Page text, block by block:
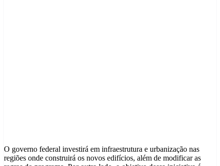
O governo federal investirá em infraestrutura e urbanização nas
regiões onde construirá os novos edifícios, além de modificar as